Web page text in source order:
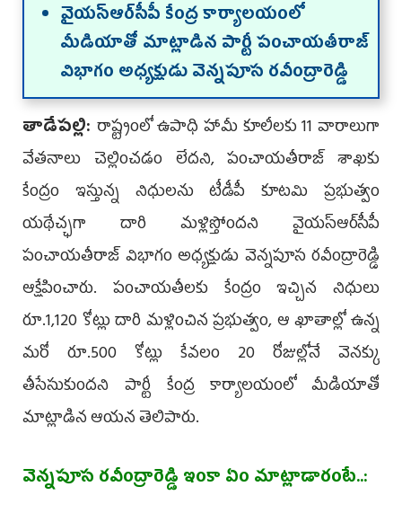
వైయస్ఆర్‌సీపీ కేంద్ర కార్యాలయంలో
మీడియాతో మాట్లాడిన పార్టీ పంచాయతీరాజ్‌
విభాగం అధ్యక్షుడు వెన్నపూస రవీంద్రారెడ్డి
తాడేపల్లి: రాష్ట్రంలో ఉపాధి హామీ కూలీలకు 11 వారాలుగా
వేతనాలు చెల్లించడం లేదని, పంచాయతీరాజ్‌ శాఖకు
కేంద్రం ఇస్తున్న నిధులను టీడీపీ కూటమి ప్రభుత్వం
యథేచ్ఛగా దారి మళ్లిస్తోందని వైయస్ఆర్‌సీపీ
పంచాయతీరాజ్‌ విభాగం అధ్యక్షుడు వెన్నపూస రవీంద్రారెడ్డి
ఆక్షేపించారు. పంచాయతీలకు కేంద్రం ఇచ్చిన నిధులు
రూ.1,120 కోట్లు దారి మళ్లించిన ప్రభుత్వం, ఆ ఖాతాల్లో ఉన్న
మరో రూ.500 కోట్లు కేవలం 20 రోజుల్లోనే వెనక్కు
తీసేసుకుందని పార్టీ కేంద్ర కార్యాలయంలో మీడియాతో
మాట్లాడిన ఆయన తెలిపారు.
వెన్నపూస రవీంద్రారెడ్డి ఇంకా ఏం మాట్లాడారంటే..: